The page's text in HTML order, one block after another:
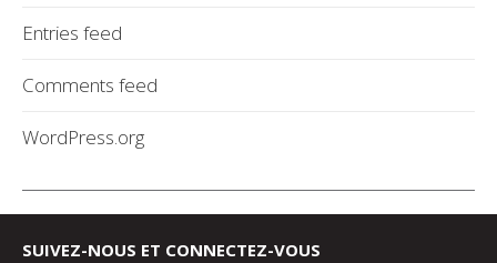
Entries feed
Comments feed
WordPress.org
SUIVEZ-NOUS ET CONNECTEZ-VOUS